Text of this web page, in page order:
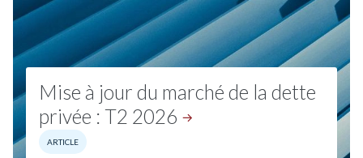
Mise à jour du marché de la dette
privée : T2 2026
ARTICLE